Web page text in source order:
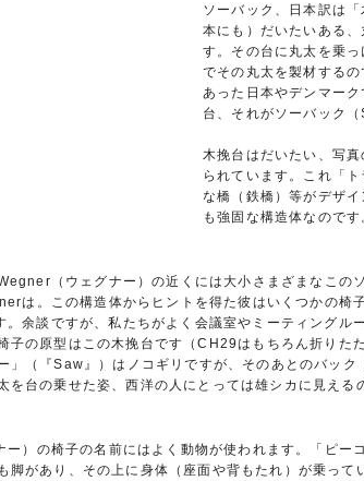
ソーバック、日本訳は
本にも）だいたいある
す。その台に丸太を乗っ
でその丸太を製材する
あった日本やデンマー
台、それがソーバック
木挽台はだいたい、写
られています。これ「
な橋（鉄橋）等がデザ
も強固な構造体なのです
（ウェグナー）の近くには大小さまざまなこの
は。この構造体からヒントを得た彼はいくつかの椅
余談ですが、私たちがよく会議室やミーティングル
子の原型はこの木挽台です（CH29はもちろん折りた
」（『Saw』）はノコギリですが、そのあとのバック
を台の乗せた姿、西洋の人にとっては雄シカに見える
）の椅子の名前にはよく動物が使われます。「ピー
脚があり、その上に身体（座面や背もたれ）が乗って